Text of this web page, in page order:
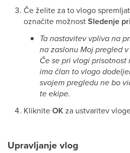
Če želite za to vlogo
označite možnostSledenje
Ta nastavitev vpliva na
na zaslonu Moj pregled
Če se pri vlogi prisotnost
ima član to vlogo
svojem pregledu ne bo
te ekipe.
KlikniteOKza ustvaritev
Upravljanje vlog